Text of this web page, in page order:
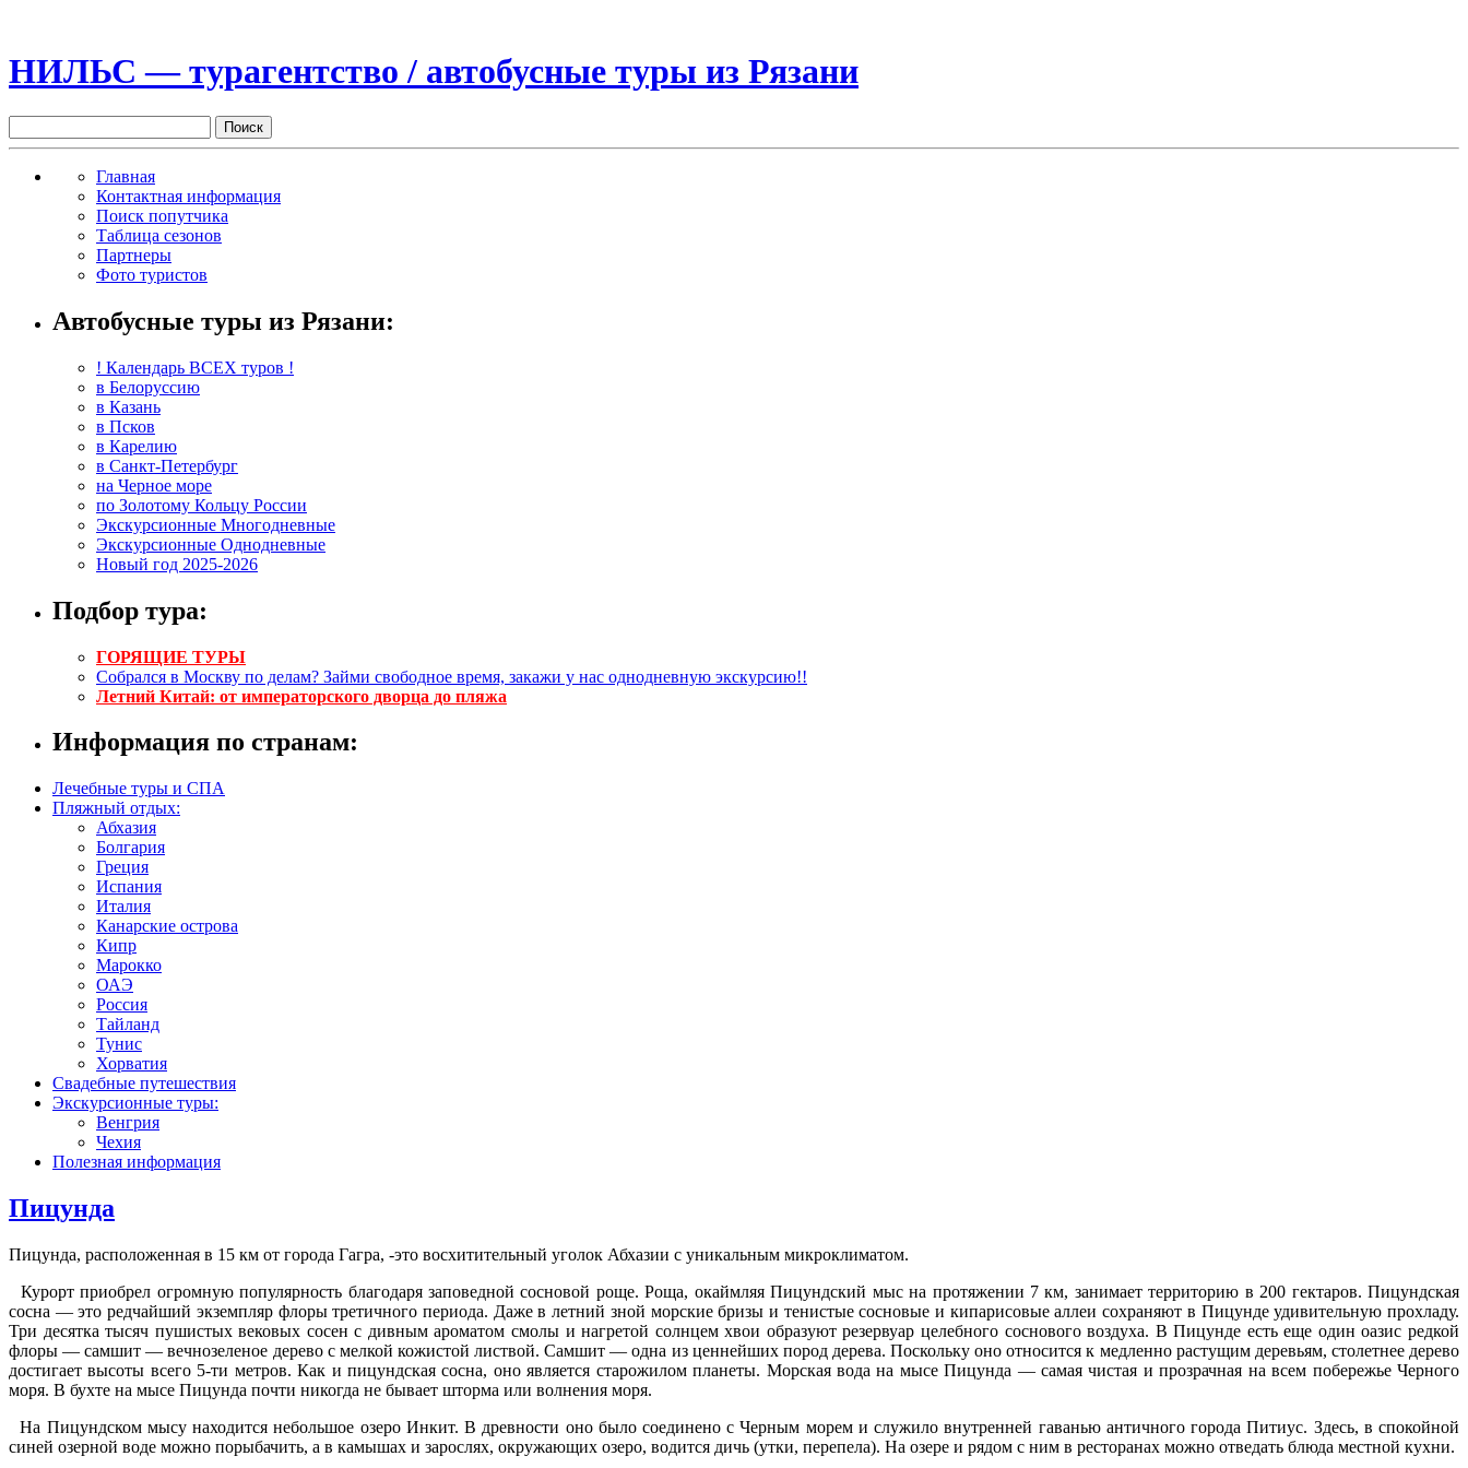
НИЛЬС — турагентство / автобусные туры из Рязани
Главная
Контактная информация
Поиск попутчика
Таблица сезонов
Партнеры
Фото туристов
Автобусные туры из Рязани:
! Календарь ВСЕХ туров !
в Белоруссию
в Казань
в Псков
в Карелию
в Санкт-Петербург
на Черное море
по Золотому Кольцу России
Экскурсионные Многодневные
Экскурсионные Однодневные
Новый год 2025-2026
Подбор тура:
ГОРЯЩИЕ ТУРЫ
Собрался в Москву по делам? Займи свободное время, закажи у нас однодневную экскурсию!!
Летний Китай: от императорского дворца до пляжа
Информация по странам:
Лечебные туры и СПА
Пляжный отдых:
Абхазия
Болгария
Греция
Испания
Италия
Канарские острова
Кипр
Марокко
ОАЭ
Россия
Тайланд
Тунис
Хорватия
Свадебные путешествия
Экскурсионные туры:
Венгрия
Чехия
Полезная информация
Пицунда
Пицунда, расположенная в 15 км от города Гагра, -это восхитительный уголок Абхазии с уникальным микроклиматом.
Курорт приобрел огромную популярность благодаря заповедной сосновой роще. Роща, окаймляя Пицундский мыс на протяжении 7 км, занимает территорию в 200 гектаров. Пицундская
сосна — это редчайший экземпляр флоры третичного периода. Даже в летний зной морские бризы и тенистые сосновые и кипарисовые аллеи сохраняют в Пицунде удивительную прохладу.
Три десятка тысяч пушистых вековых сосен с дивным ароматом смолы и нагретой солнцем хвои образуют резервуар целебного соснового воздуха. В Пицунде есть еще один оазис редкой
флоры — самшит — вечнозеленое дерево с мелкой кожистой листвой. Самшит — одна из ценнейших пород дерева. Поскольку оно относится к медленно растущим деревьям, столетнее дерево
достигает высоты всего 5-ти метров. Как и пицундская сосна, оно является старожилом планеты. Морская вода на мысе Пицунда — самая чистая и прозрачная на всем побережье Черного
моря. В бухте на мысе Пицунда почти никогда не бывает шторма или волнения моря.
На Пицундском мысу находится небольшое озеро Инкит. В древности оно было соединено с Черным морем и служило внутренней гаванью античного города Питиус. Здесь, в спокойной
синей озерной воде можно порыбачить, а в камышах и зарослях, окружающих озеро, водится дичь (утки, перепела). На озере и рядом с ним в ресторанах можно отведать блюда местной кухни.